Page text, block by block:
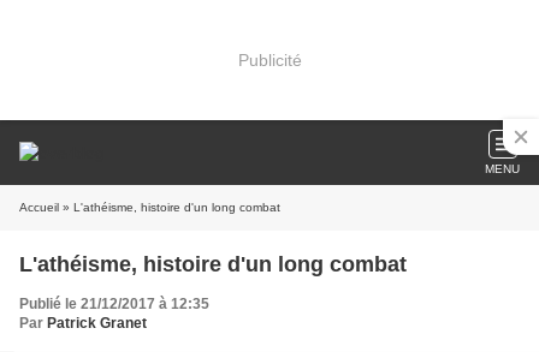
Publicité
MENU
Accueil » L'athéisme, histoire d'un long combat
L'athéisme, histoire d'un long combat
Publié le 21/12/2017 à 12:35
Par Patrick Granet